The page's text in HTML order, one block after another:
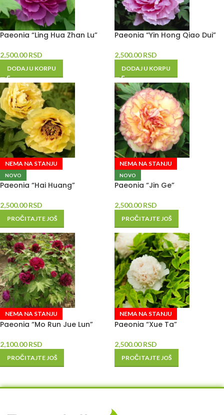
Paeonia “Ling Hua Zhan Lu”
2,500.00RSD
DODAJ U KORPU
Paeonia “Yin Hong Qiao Dui”
2,500.00RSD
DODAJ U KORPU
NEMA NA STANJU
NOVO
Paeonia “Hai Huang”
2,500.00RSD
PROČITAJTE JOŠ
NEMA NA STANJU
NOVO
Paeonia “Jin Ge”
2,500.00RSD
PROČITAJTE JOŠ
NEMA NA STANJU
Paeonia “Mo Run Jue Lun”
2,100.00RSD
PROČITAJTE JOŠ
NEMA NA STANJU
Paeonia “Xue Ta”
2,500.00RSD
PROČITAJTE JOŠ